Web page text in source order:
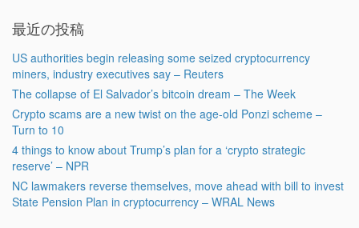
最近の投稿
US authorities begin releasing some seized cryptocurrency
miners, industry executives say – Reuters
The collapse of El Salvador’s bitcoin dream – The Week
Crypto scams are a new twist on the age-old Ponzi scheme –
Turn to 10
4 things to know about Trump’s plan for a ‘crypto strategic
reserve’ – NPR
NC lawmakers reverse themselves, move ahead with bill to invest
State Pension Plan in cryptocurrency – WRAL News